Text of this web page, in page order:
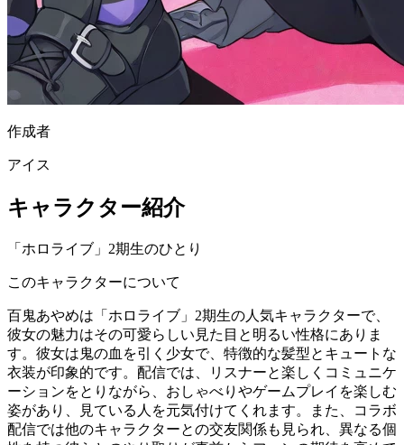
作成者
アイス
キャラクター紹介
「ホロライブ」2期生のひとり
このキャラクターについて
百鬼あやめは「ホロライブ」2期生の人気キャラクターで、
彼女の魅力はその可愛らしい見た目と明るい性格にありま
す。彼女は鬼の血を引く少女で、特徴的な髪型とキュートな
衣装が印象的です。配信では、リスナーと楽しくコミュニケ
ーションをとりながら、おしゃべりやゲームプレイを楽しむ
姿があり、見ている人を元気付けてくれます。また、コラボ
配信では他のキャラクターとの交友関係も見られ、異なる個